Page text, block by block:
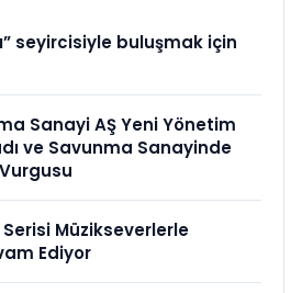
seyircisiyle buluşmak için
Sanayi AŞ Yeni Yönetim
ve Savunma Sanayinde
Müzikseverlerle
Ediyor